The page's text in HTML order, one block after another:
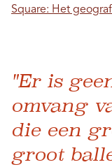
Square: Het
"Er is
omvang
die een
groot